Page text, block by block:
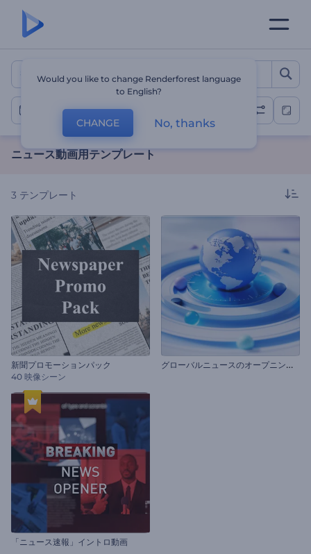
ニュース動画用テンプレート
ニュース動画
ニュース動画用テンプレート
3 テンプレート
新聞プロモーションパック
40 映像シーン
グ
ローバルニュースのオープニング動画
「ニュース速報」イントロ動画
Would you like to change Renderforest language
to English?
CHANGE No, thanks